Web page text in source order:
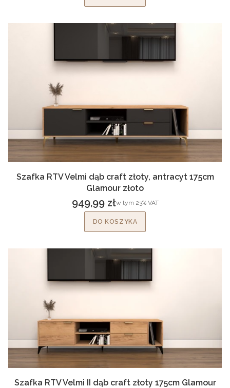
Szafka RTV Velmi dąb craft złoty, antracyt 175cm
Glamour złoto
Cena brutto
949,99 złw tym %s VAT
w tym 23%VAT
DO KOSZYKA
Szafka RTV Velmi II dąb craft złoty 175cm Glamour